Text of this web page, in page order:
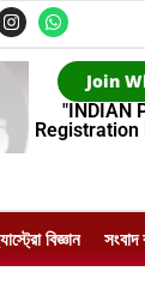
Join
"INDIAN
Registration
বিজ্ঞান